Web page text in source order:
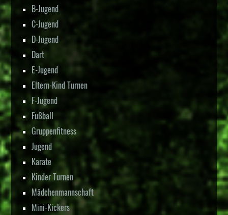
B-Jugend
C-Jugend
D-Jugend
Dart
E-Jugend
Eltern-Kind Turnen
F-Jugend
Fußball
Gruppenfitness
Jugend
Karate
Kinder Turnen
Mädchenmannschaft
Mini-Kickers